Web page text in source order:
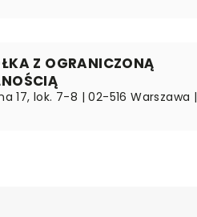
Z OGRANICZONĄ
17, lok. 7-8 | 02-516 Warszawa |